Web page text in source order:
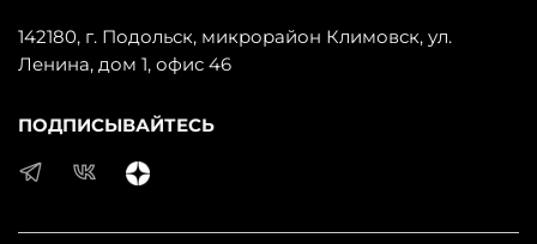
142180, г. Подольск, микрорайон Климовск, ул.
Ленина, дом 1, офис 46
ПОДПИСЫВАЙТЕСЬ